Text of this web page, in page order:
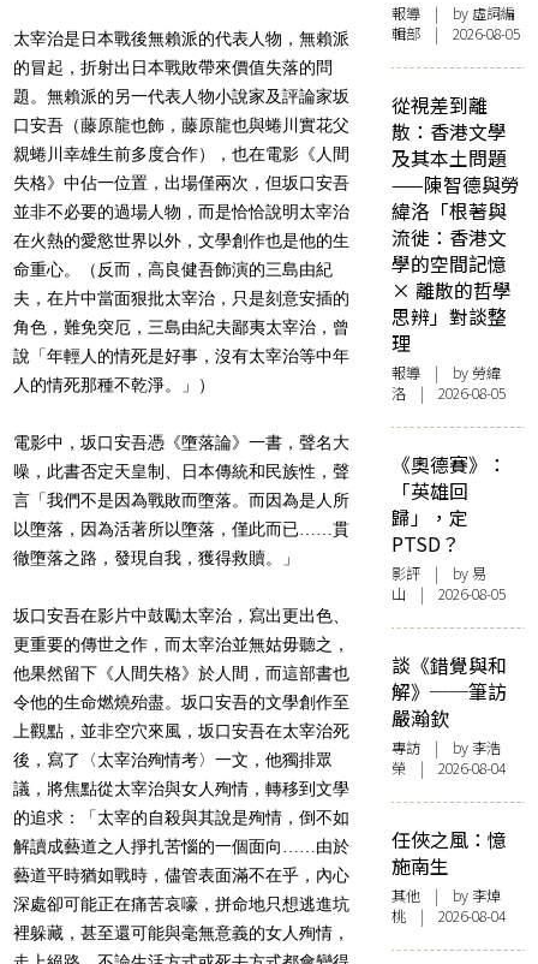
太宰治是日本戰後無賴派的代表人物，無賴派
的冒起，折射出日本戰敗帶來價值失落的問
題。無賴派的另一代表人物小說家及評論家坂
口安吾（藤原龍也飾，藤原龍也與蜷川實花父
親蜷川幸雄生前多度合作），也在電影《人間
失格》中佔一位置，出場僅兩次，但坂口安吾
並非不必要的過場人物，而是恰恰說明太宰治
在火熱的愛慾世界以外，文學創作也是他的生
命重心。（反而，高良健吾飾演的三島由紀
夫，在片中當面狠批太宰治，只是刻意安插的
角色，難免突厄，三島由紀夫鄙夷太宰治，曾
說「年輕人的情死是好事，沒有太宰治等中年
人的情死那種不乾淨。」）
電影中，坂口安吾憑《墮落論》一書，聲名大
噪，此書否定天皇制、日本傳統和民族性，聲
言「我們不是因為戰敗而墮落。而因為是人所
以墮落，因為活著所以墮落，僅此而已……貫
徹墮落之路，發現自我，獲得救贖。」
坂口安吾在影片中鼓勵太宰治，寫出更出色、
更重要的傳世之作，而太宰治並無姑毋聽之，
他果然留下《人間失格》於人間，而這部書也
令他的生命燃燒殆盡。坂口安吾的文學創作至
上觀點，並非空穴來風，坂口安吾在太宰治死
後，寫了〈太宰治殉情考〉一文，他獨排眾
議，將焦點從太宰治與女人殉情，轉移到文學
的追求：「太宰的自殺與其說是殉情，倒不如
解讀成藝道之人掙扎苦惱的一個面向……由於
藝道平時猶如戰時，儘管表面滿不在乎，內心
深處卻可能正在痛苦哀嚎，拼命地只想逃進坑
裡躲藏，甚至還可能與毫無意義的女人殉情，
報導 | by 虛詞編
輯部 | 2026-08-05
從視差到離
散：香港文學
及其本土問題
——陳智德與勞
緯洛「根著與
流徙：香港文
學的空間記憶
× 離散的哲學
思辨」對談整
理
報導 | by 勞緯
洛 | 2026-08-05
《奧德賽》：
「英雄回
歸」，定
PTSD？
影評 | by 易
山 | 2026-08-05
談《錯覺與和
解》──筆訪
嚴瀚欽
專訪 | by 李浩
榮 | 2026-08-04
任俠之風：憶
施南生
其他 | by 李焯
桃 | 2026-08-04